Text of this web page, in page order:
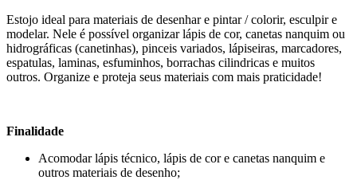
Estojo ideal para materiais de desenhar e pintar / colorir, esculpir e
modelar. Nele é possível organizar lápis de cor, canetas nanquim ou
hidrográficas (canetinhas), pinceis variados, lápiseiras, marcadores,
espatulas, laminas, esfuminhos, borrachas cilindricas e muitos
outros. Organize e proteja seus materiais com mais praticidade!
Finalidade
Acomodar lápis técnico, lápis de cor e canetas nanquim e
outros materiais de desenho;